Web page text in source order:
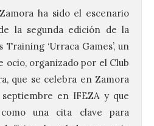
ha sido el escenario
la segunda edición de la
‘Urraca Games’, un
ocio, organizado por el Club
que se celebra en Zamora
en IFEZA y que
como una cita clave para